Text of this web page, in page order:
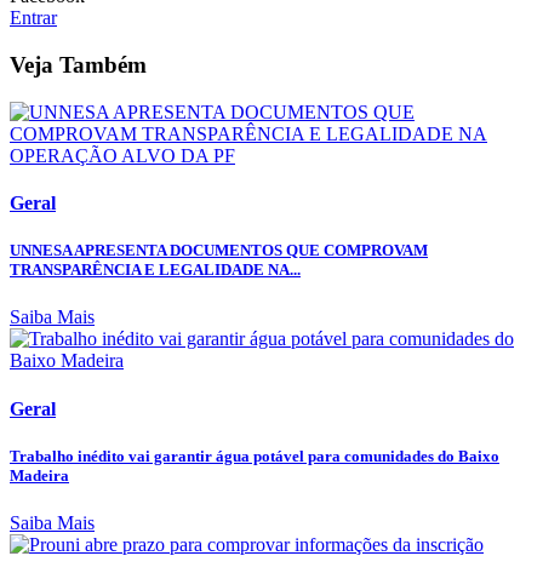
Entrar
Veja Também
Geral
UNNESA APRESENTA DOCUMENTOS QUE COMPROVAM
TRANSPARÊNCIA E LEGALIDADE NA...
Saiba Mais
Geral
Trabalho inédito vai garantir água potável para comunidades do Baixo
Madeira
Saiba Mais